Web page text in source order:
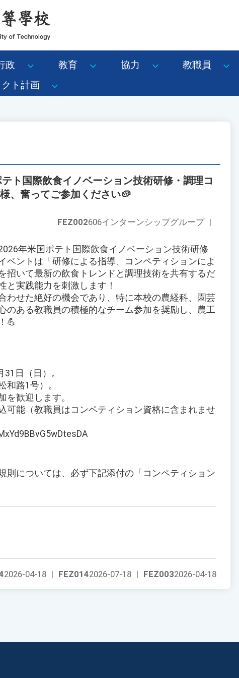
政 教育 協力 教職員
ト計画
ト国際飲食イノベーション技術研修・調理コ
、奮ってご参加ください🥔
FEZ002606インターンシップグループ |
年米国ポテト国際飲食イノベーション技術研修
ントは「研修による指導、コンペティションによ
招いて最新の飲食トレンドと調理技術を共有するだ
と実践能力を刺激します！
わせた絶好の機会であり、特に本校の農経科、園芸
のある教職員の積極的なチーム参加を奨励し、農工
💪
日（日）。
和路1号）。
を歓迎します。
可能（教職員はコンペティション資格に含まれませ
則については、必ず下記添付の「コンペティション
FEZ0032026-04-18
FEZ0142026-07-18 |
2026-04-18 |